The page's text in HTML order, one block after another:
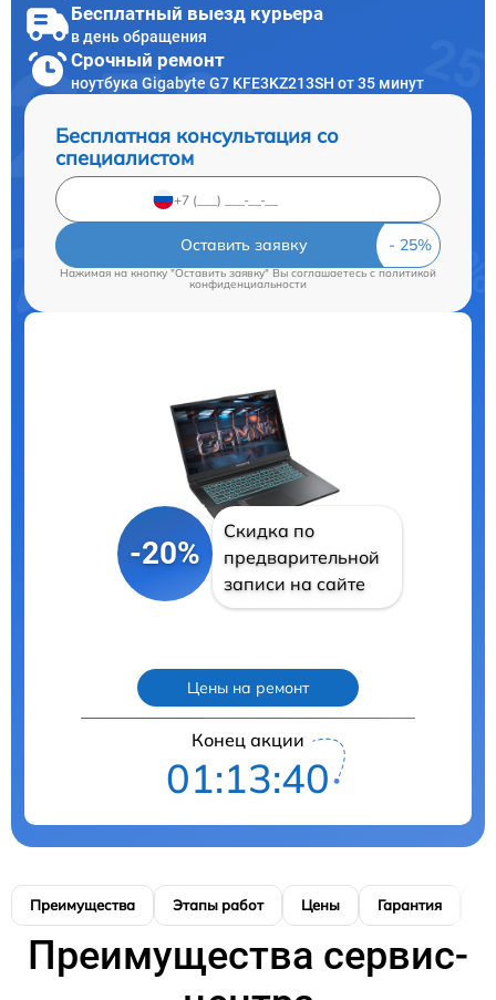
Бесплатный выезд курьера
в день обращения
Срочный ремонт
ноутбука Gigabyte G7 KFE3KZ213SH от 35 минут
Бесплатная консультация со
специалистом
Оставить заявку
Нажимая на кнопку "Оставить заявку" Вы соглашаетесь c политикой
конфиденциальности
-20%
Скидка по
предварительной
записи на сайте
Цены на ремонт
Конец акции
01:13:40
Преимущества Этапы работ Цены Гарантия
Преимущества сервис-